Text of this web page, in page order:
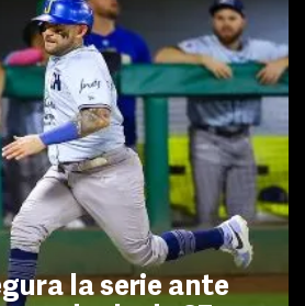
la serie ante